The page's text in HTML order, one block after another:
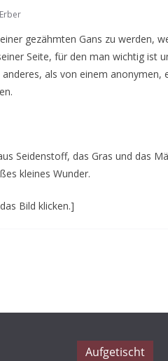
gezähmten Gans zu werden,
Seite, für den man wichtig ist
anderes, als von einem
Seidenstoff, das Gras und das
kleines Wunder.
Bild klicken.]
Aufgetischt